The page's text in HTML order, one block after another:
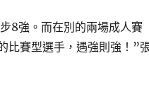
8強。而在別的兩場成人賽
比賽型選手，遇強則強！”